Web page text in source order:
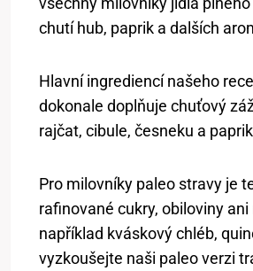
chutí hub, paprik a dalších
Hlavní ingrediencí našeho
dokonale doplňuje chuťový
rajčat, cibule, česneku a
Pro milovníky paleo stravy je
rafinované cukry, obiloviny
například kváskový chléb,
vyzkoušejte naši paleo verzi